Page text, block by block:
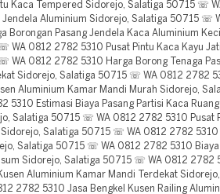
Kaca Tempered Sidorejo, Salatiga 50715 ☏
Jendela Aluminium Sidorejo, Salatiga 50715 ☏
Borongan Pasang Jendela Kaca Aluminium
WA 0812 2782 5310 Pusat Pintu Kaca Kayu
WA 0812 2782 5310 Harga Borong Tenaga
Sidorejo, Salatiga 50715 ☏ WA 0812 2782
Aluminium Kamar Mandi Murah Sidorejo,
5310 Estimasi Biaya Pasang Partisi Kaca
Salatiga 50715 ☏ WA 0812 2782 5310 Pusat
Sidorejo, Salatiga 50715 ☏ WA 0812 2782 5310
Salatiga 50715 ☏ WA 0812 2782 5310
Sidorejo, Salatiga 50715 ☏ WA 0812 2782
Kusen Aluminium Kamar Mandi Terdekat
2782 5310 Jasa Bengkel Kusen Railing